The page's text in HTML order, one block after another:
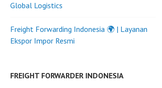
Global Logistics
Freight Forwarding Indonesia 🌍 | Layanan
Ekspor Impor Resmi
FREIGHT FORWARDER INDONESIA